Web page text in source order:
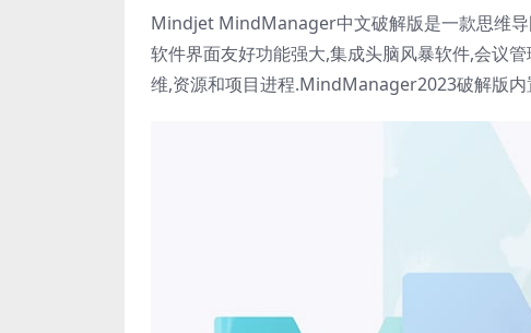
Mindjet MindManager中文破解版是一款思维
软件界面友好功能强大,集成头脑风暴软件,会议
维,资源和项目进程.MindManager2023破解版内